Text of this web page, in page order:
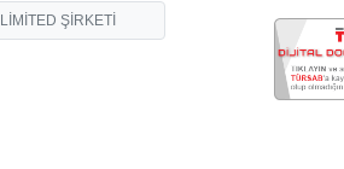
ŞİRKETİ